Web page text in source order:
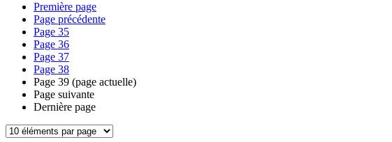
Première page
Page précédente
Page 35
Page 36
Page 37
Page 38
Page 39 (page actuelle)
Page suivante
Dernière page